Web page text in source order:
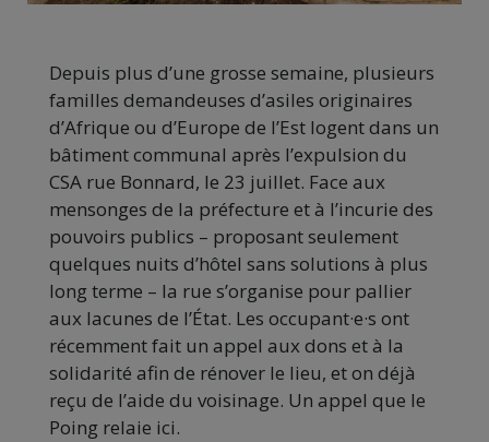
Depuis plus d’une grosse semaine, plusieurs
familles demandeuses d’asiles originaires
d’Afrique ou d’Europe de l’Est logent dans un
bâtiment communal après l’expulsion du
CSA rue Bonnard, le 23 juillet. Face aux
mensonges de la préfecture et à l’incurie des
pouvoirs publics – proposant seulement
quelques nuits d’hôtel sans solutions à plus
long terme – la rue s’organise pour pallier
aux lacunes de l’État. Les occupant·e·s ont
récemment fait un appel aux dons et à la
solidarité afin de rénover le lieu, et on déjà
reçu de l’aide du voisinage. Un appel que le
Poing relaie ici.